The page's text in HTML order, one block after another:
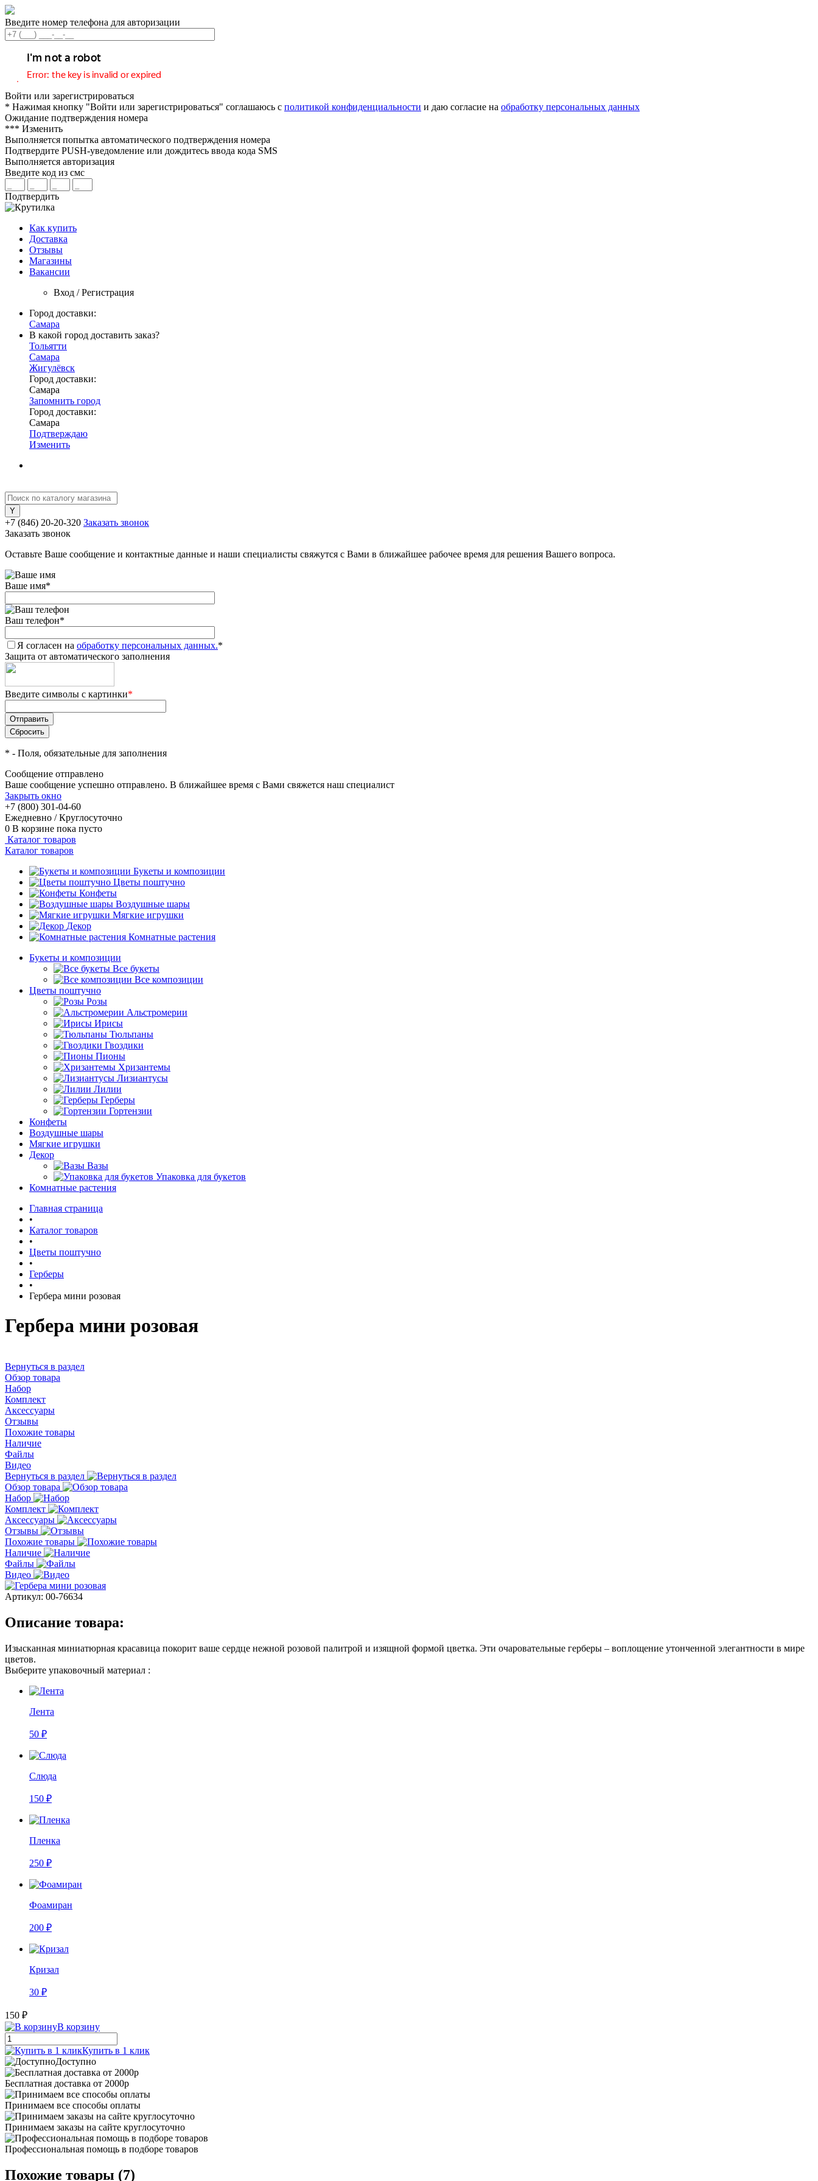
Введите номер телефона для авторизации
Войти или зарегистрироваться
* Нажимая кнопку "Войти или зарегистрироваться" соглашаюсь с политикой конфиденциальности и даю согласие на обработку персональных данных
Ожидание подтверждения номера
*** Изменить
Выполняется попытка автоматического подтверждения номера
Подтвердите PUSH-уведомление или дождитесь ввода кода SMS
Выполняется авторизация
Введите код из смс
Подтвердить
Как купить
Доставка
Отзывы
Магазины
Вакансии
Вход / Регистрация
Город доставки:
Самара
В какой город доставить заказ?
Тольятти
Самара
Жигулёвск
Город доставки:
Самара
Запомнить город
Город доставки:
Самара
Подтверждаю
Изменить
+7 (846) 20-20-320 Заказать звонок
Заказать звонок
Оставьте Ваше сообщение и контактные данные и наши специалисты свяжутся с Вами в ближайшее рабочее время для решения Вашего вопроса.
Ваше имя*
Ваш телефон*
Я согласен на обработку персональных данных.*
Защита от автоматического заполнения
Введите символы с картинки*
* - Поля, обязательные для заполнения
Сообщение отправлено
Ваше сообщение успешно отправлено. В ближайшее время с Вами свяжется наш специалист
Закрыть окно
+7 (800) 301-04-60
Ежедневно / Круглосуточно
0 В корзине пока пусто
Каталог товаров
Каталог товаров
Букеты и композиции
Цветы поштучно
Конфеты
Воздушные шары
Мягкие игрушки
Декор
Комнатные растения
Букеты и композиции
Все букеты
Все композиции
Цветы поштучно
Розы
Альстромерии
Ирисы
Тюльпаны
Гвоздики
Пионы
Хризантемы
Лизиантусы
Лилии
Герберы
Гортензии
Конфеты
Воздушные шары
Мягкие игрушки
Декор
Вазы
Упаковка для букетов
Комнатные растения
Главная страница
•
Каталог товаров
•
Цветы поштучно
•
Герберы
•
Гербера мини розовая
Гербера мини розовая
Вернуться в раздел
Обзор товара
Набор
Комплект
Аксессуары
Отзывы
Похожие товары
Наличие
Файлы
Видео
Вернуться в раздел
Обзор товара
Набор
Комплект
Аксессуары
Отзывы
Похожие товары
Наличие
Файлы
Видео
Артикул: 00-76634
Описание товара:
Изысканная миниатюрная красавица покорит ваше сердце нежной розовой палитрой и изящной формой цветка. Эти очаровательные герберы – воплощение утонченной элегантности в мире
цветов.
Выберите упаковочный материал :
Лента
50 ₽
Слюда
150 ₽
Пленка
250 ₽
Фоамиран
200 ₽
Кризал
30 ₽
150 ₽
В корзину
Купить в 1 клик
Доступно
Бесплатная доставка от 2000р
Принимаем все способы оплаты
Принимаем заказы на сайте круглосуточно
Профессиональная помощь в подборе товаров
Похожие товары (7)